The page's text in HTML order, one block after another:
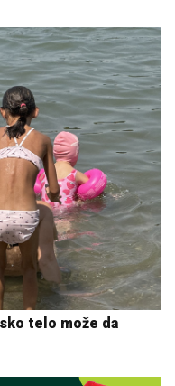
telo može da